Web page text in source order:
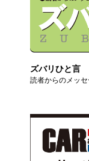
ズバリひと言
読者からのメッセ